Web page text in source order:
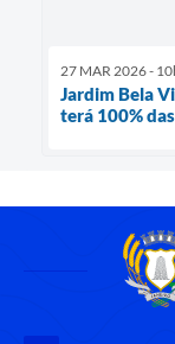
27 MAR 2026 -
Jardim Bela
terá 100%